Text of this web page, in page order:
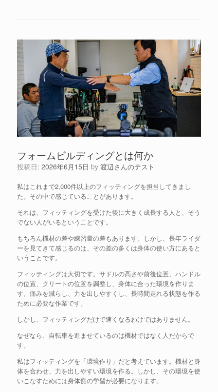
フォームビルディングとは何か
投稿日: 2026年6月15日 by 渡辺さんのテスト
私はこれまで2,000件以上のフィッティングを担当してきまし
た。その中で感じていることがあります。
それは、フィッティングを受けた後に大きく成長する人と、そう
でない人がいるということです。
もちろん機材の差や練習量の差もあります。しかし、長年ライダ
ーを見てきて感じるのは、その差の多くは身体の使い方にあると
いうことです。
フィッティングは大切です。サドルの高さや前後位置、ハンドル
の位置、クリートの位置を調整し、身体に合った環境を作りま
す。痛みを減らし、力を出しやすくし、長時間走れる状態を作る
ために必要な作業です。
しかし、フィッティングだけで速くなるわけではありません。
なぜなら、自転車を進ませているのは機材ではなく人だからで
す。
私はフィッティングを「環境作り」だと考えています。機材と身
体を合わせ、力を出しやすい環境を作る。しかし、その環境を使
いこなすためには身体側の学習が必要になります。